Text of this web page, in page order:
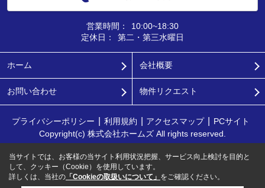
営業時間：
10:00~18:30
定休日：
第二・第三水曜日
ホーム 会社概要
お問い合わせ 物件リクエスト
プライバシーポリシー 利用規約 アクセスマップ
PCサイト
Copyright(c) 株式会社ホームズ All rights reserved.
当サイトでは、お客様の当サイト利用状況把握、サービス向上検討を目的と
して、クッキー（Cookie）を使用しています。
詳しくは、当社の 「Cookieの取扱いについて」 をご確認ください。